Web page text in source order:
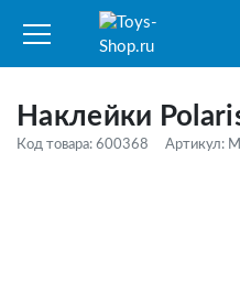
Наклейки
Код товара: 600368 Артикул: